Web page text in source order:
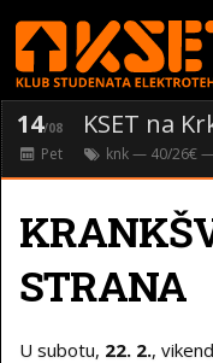
14/08 KSET na
Pet knk— 40/26€
STRANA
U subotu, 22. 2.,